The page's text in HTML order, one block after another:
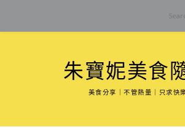
content
朱寶妮美食
美食分享｜不管熱量｜只求快